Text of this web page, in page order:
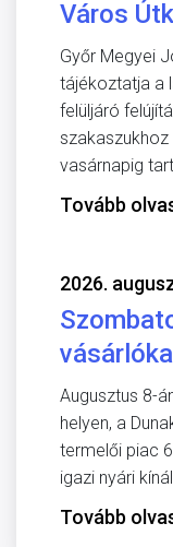
Város
Győr Megyei
tájékoztatja a
felüljáró
vasárnapig
Tovább
2026.
Augusztus 8-
helyen, a
termelői piac
igazi nyári
Tovább